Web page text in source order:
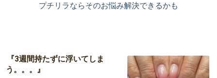
プチリラならそのお悩み解決できるかも
『3週間持たずに浮いてしま
う。。。』